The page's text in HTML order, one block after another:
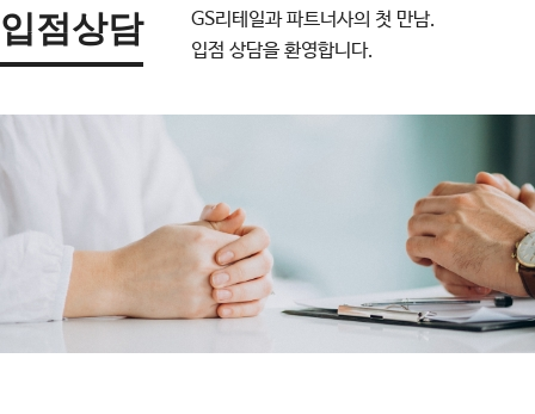
입점상담
GS리테일과 파트너사의 첫 만남.
입점 상담을 환영합니다.